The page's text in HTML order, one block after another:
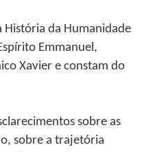
História da Humanidade
Emmanuel,
Xavier e constam do
sobre as
sobre a trajetória